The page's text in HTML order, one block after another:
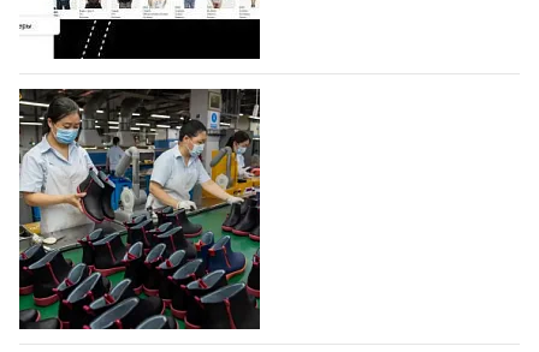
профессиональной обувной компанией,
объединяющей разработку, производство и…
07.08.2026 556
На платформе Lamoda - новый раздел и
условия продвижения локальных
дизайнерских марок
Российский маркетплейс Lamoda решил обновить
раздел для продажи продукции локальных
дизайнерских марок одежды, обуви и аксессуаров.
Бренды также получат маркетинговую…
06.08.2026 740